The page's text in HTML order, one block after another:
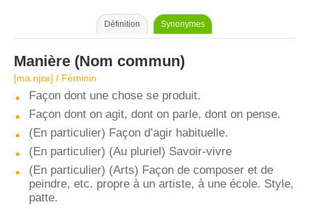
Définition Synonymes
Manière (Nom commun)
[ma.njɛʁ] / Féminin
Façon dont une chose se produit.
Façon dont on agit, dont on parle, dont on pense.
(En particulier) Façon d’agir habituelle.
(En particulier) (Au pluriel) Savoir-vivre
(En particulier) (Arts) Façon de composer et de
peindre, etc. propre à un artiste, à une école. Style,
patte.